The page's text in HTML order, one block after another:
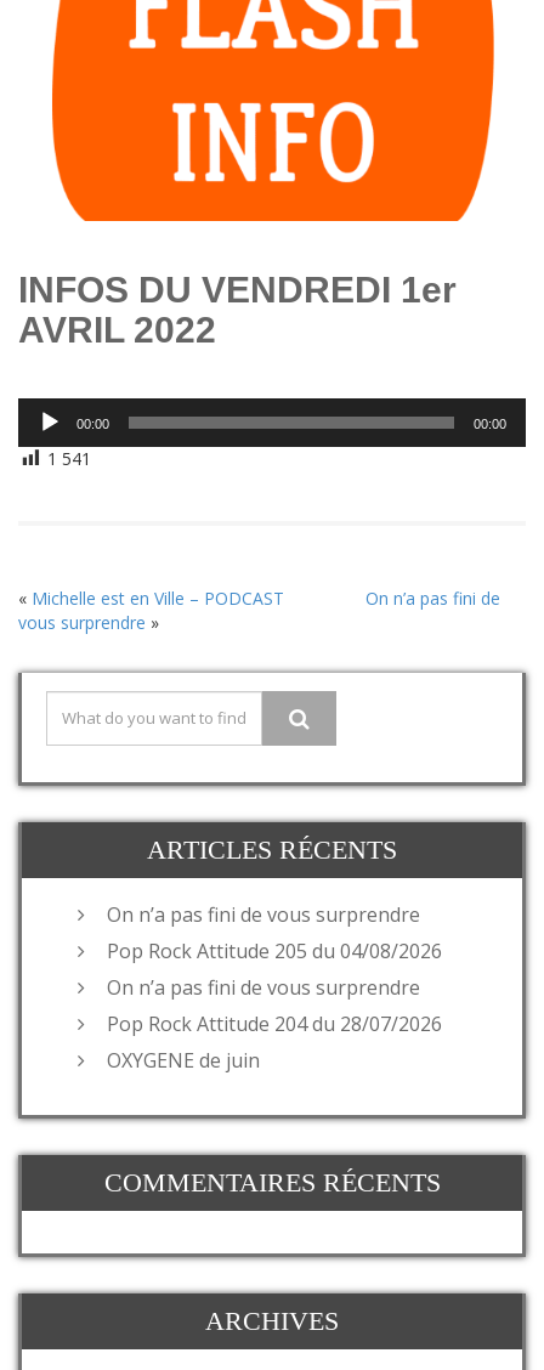
INFOS DU VENDREDI 1er
AVRIL 2022
Lecteur
audio
00:00 00:00
1 541
« Michelle est en Ville – PODCAST
On n’a pas fini de
vous surprendre »
ARTICLES RÉCENTS
On n’a pas fini de vous surprendre
Pop Rock Attitude 205 du 04/08/2026
On n’a pas fini de vous surprendre
Pop Rock Attitude 204 du 28/07/2026
OXYGENE de juin
COMMENTAIRES RÉCENTS
ARCHIVES